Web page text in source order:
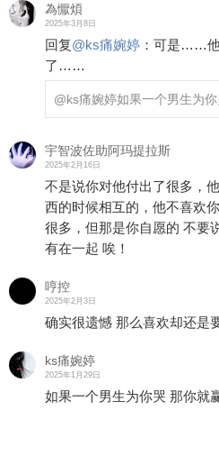
為懨煩
2025年3月8日
回复@ks痛婉婷 ： 可是……他
了……
@ks痛婉婷如果一个男生为
宇智波佐助阿玛提拉斯
2025年2月16日
不是说你对他付出了很多，
西的时候相互的，他不喜欢
很多，但那是你自愿的 不要
有在一起 唉！
哼控
2025年2月3日
确实很遗憾 那么喜欢却还是
ks痛婉婷
2025年1月29日
如果一个男生为你哭 那你就